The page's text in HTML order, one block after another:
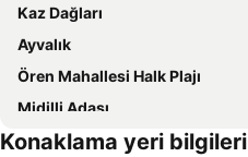
Kaz Dağları
Ayvalık
Ören Mahallesi Halk Plajı
Midilli Adası
Behramkale İskelesi
Konaklama yeri bilgileri